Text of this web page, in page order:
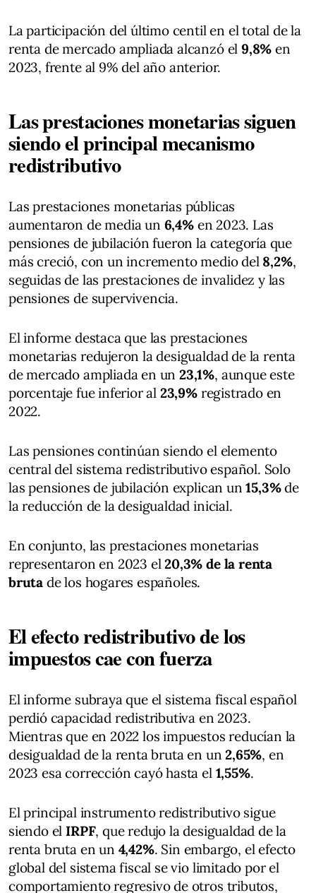
La participación del último centil en el total de la
renta de mercado ampliada alcanzó el 9,8% en
2023, frente al 9% del año anterior.
Las prestaciones monetarias siguen
siendo el principal mecanismo
redistributivo
Las prestaciones monetarias públicas
aumentaron de media un 6,4%en 2023. Las
pensiones de jubilación fueron la categoría que
más creció, con un incremento medio del 8,2%,
seguidas de las prestaciones de invalidez y las
pensiones de supervivencia.
El informe destaca que las prestaciones
monetarias redujeron la desigualdad de la renta
de mercado ampliada en un23,1%, aunque este
porcentaje fue inferior al 23,9%registrado en
2022.
Las pensiones continúan siendo el elemento
central del sistema redistributivo español. Solo
las pensiones de jubilación explican un15,3%de
la reducción de la desigualdad inicial.
En conjunto, las prestaciones monetarias
representaron en 2023 el20,3% de la renta
bruta de los hogares españoles.
El efecto redistributivo de los
impuestos cae con fuerza
El informe subraya que el sistema fiscal español
perdió capacidad redistributiva en 2023.
Mientras que en 2022 los impuestos reducían la
desigualdad de la renta bruta en un2,65%, en
2023 esa corrección cayó hasta el 1,55%.
El principal instrumento redistributivo sigue
siendo el IRPF, que redujo la desigualdad de la
renta bruta en un 4,42%. Sin embargo, el efecto
global del sistema fiscal se vio limitado por el
comportamiento regresivo de otros tributos,